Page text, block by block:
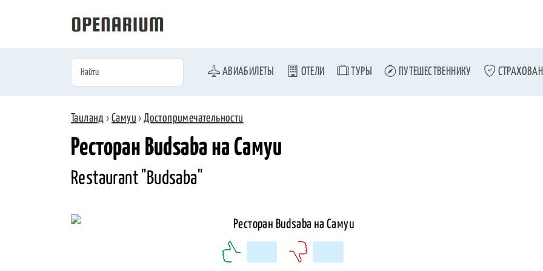
АВИАБИЛЕТЫ ОТЕЛИ ТУРЫ ПУТЕШЕСТВЕННИКУ
Таиланд ›Самуи ›Достопримечательности
Ресторан Budsaba на Самуи
Restaurant "Budsaba"